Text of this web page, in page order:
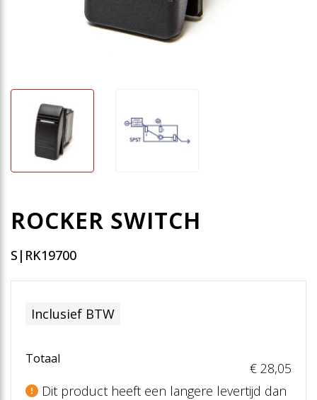
ROCKER SWITCH
S|RK19700
Inclusief BTW
Totaal
€ 28,05
Dit product heeft een langere levertijd dan